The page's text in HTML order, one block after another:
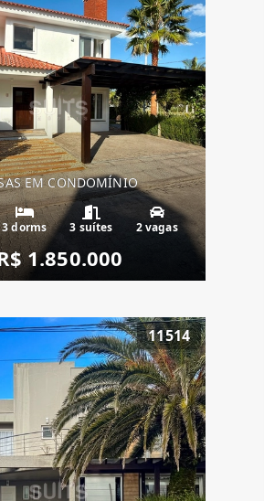
EM CONDOMÍNIO
3 dorms 3 suítes 2 vagas
1.850.000
11514